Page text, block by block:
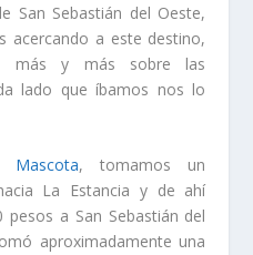
San Sebastián del Oeste,
acercando a este destino,
más y más sobre las
lado que íbamos nos lo
Mascota, tomamos un
La Estancia y de ahí
a San Sebastián del
aproximadamente una